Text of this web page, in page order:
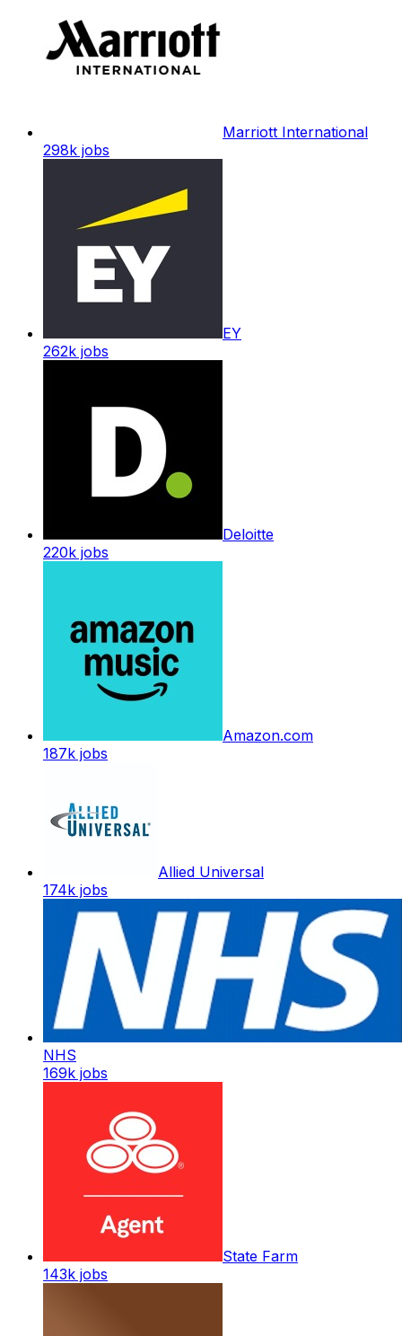
Marriott International
298k jobs
EY
262k jobs
Deloitte
220k jobs
Amazon.com
187k jobs
Allied Universal
174k jobs
NHS
169k jobs
State Farm
143k jobs